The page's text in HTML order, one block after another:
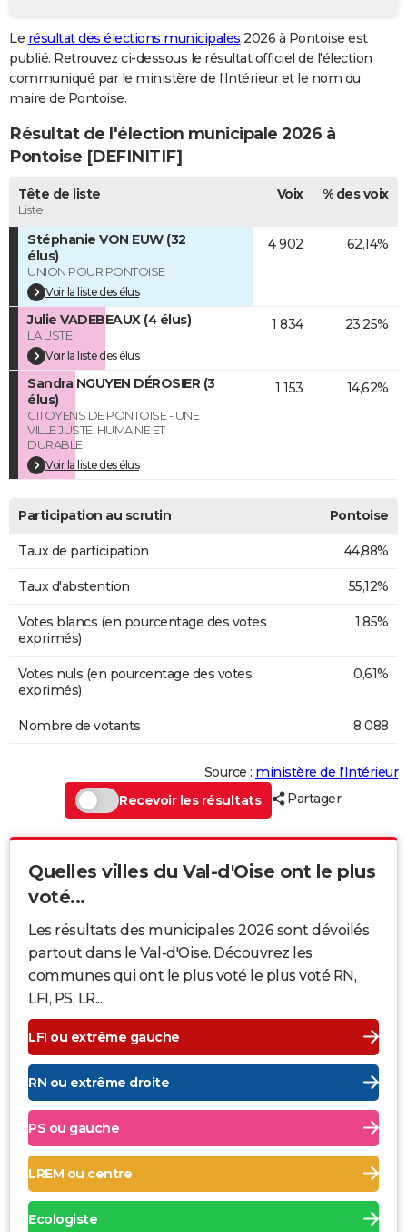
GUIDES D'ACHAT
BONS PLANS
CARTE DE VOEUX
Carte de Noël
Carte Bonne année
Carte Saint-Valentin
Carte Pâques
Carte d'anniversaire
DICTIONNAIRE
Dictionnaire
Biographies
Citations
Expressions
Proverbes
PROGRAMME TV
COPAINS D'AVANT
S'inscrire
Se connecter
Lycées
Collèges
Primaires
Universités
Entreprises
Service militaire
Avis de recherche
AVIS DE DÉCÈS
FORUM
Bricolage
Lifestyle
Culture
Sport
Auto
Television
Voyage
Cinema
Le résultat des élections municipales 2026 à Pontoise est
publié. Retrouvez ci-dessous le résultat officiel de l'élection
communiqué par le ministère de l'Intérieur et le nom du
maire de Pontoise.
Résultat de l'élection municipale 2026 à
Pontoise [DEFINITIF]
Tête de liste
Liste
Voix % des voix
Stéphanie VON EUW (32
élus)
UNION POUR PONTOISE
Voir la liste des élus
4 902 62,14%
Julie VADEBEAUX (4 élus)
LA L!STE
Voir la liste des élus
1 834 23,25%
Sandra NGUYEN DÉROSIER (3
élus)
CITOYENS DE PONTOISE - UNE
VILLE JUSTE, HUMAINE ET
DURABLE
Voir la liste des élus
1 153 14,62%
Participation au scrutin Pontoise
Taux de participation 44,88%
Taux d'abstention 55,12%
Votes blancs (en pourcentage des votes
exprimés)
1,85%
Votes nuls (en pourcentage des votes
exprimés)
0,61%
Nombre de votants 8 088
Source : ministère de l’Intérieur
Recevoir les résultats
Partager
Quelles villes du Val-d'Oise ont le plus
voté...
Les résultats des municipales 2026 sont dévoilés
partout dans le Val-d'Oise. Découvrez les
communes qui ont le plus voté le plus voté RN,
LFI, PS, LR...
LFI ou extrême gauche
RN ou extrême droite
PS ou gauche
LREM ou centre
Ecologiste